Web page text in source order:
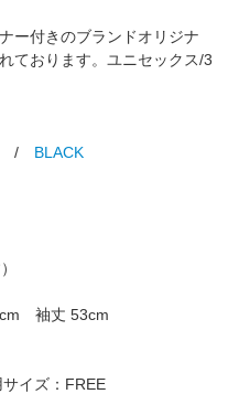
ー付きのブランドオリジナ
ております。ユニセックス/3
/ BLACK
袖丈 53cm
イズ：FREE